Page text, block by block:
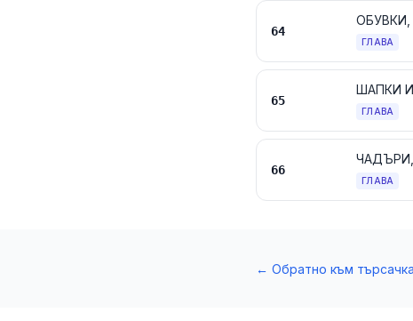
64
ГЛАВА
65
ШАПКИ
ГЛАВА
66
ГЛАВА
← Обратно към